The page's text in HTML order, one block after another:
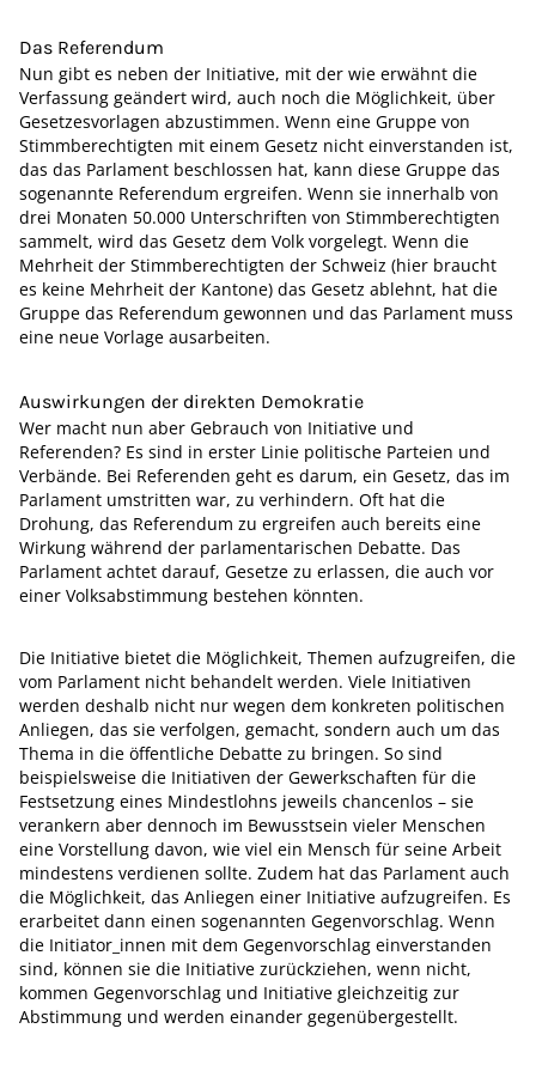
Das Referendum
Nun gibt es neben der Initiative, mit der wie erwähnt die
Verfassung geändert wird, auch noch die Möglichkeit, über
Gesetzesvorlagen abzustimmen. Wenn eine Gruppe von
Stimmberechtigten mit einem Gesetz nicht einverstanden ist,
das das Parlament beschlossen hat, kann diese Gruppe das
sogenannte Referendum ergreifen. Wenn sie innerhalb von
drei Monaten 50.000 Unterschriften von Stimmberechtigten
sammelt, wird das Gesetz dem Volk vorgelegt. Wenn die
Mehrheit der Stimmberechtigten der Schweiz (hier braucht
es keine Mehrheit der Kantone) das Gesetz ablehnt, hat die
Gruppe das Referendum gewonnen und das Parlament muss
eine neue Vorlage ausarbeiten.
Auswirkungen der direkten Demokratie
Wer macht nun aber Gebrauch von Initiative und
Referenden? Es sind in erster Linie politische Parteien und
Verbände. Bei Referenden geht es darum, ein Gesetz, das im
Parlament umstritten war, zu verhindern. Oft hat die
Drohung, das Referendum zu ergreifen auch bereits eine
Wirkung während der parlamentarischen Debatte. Das
Parlament achtet darauf, Gesetze zu erlassen, die auch vor
einer Volksabstimmung bestehen könnten.
Die Initiative bietet die Möglichkeit, Themen aufzugreifen, die
vom Parlament nicht behandelt werden. Viele Initiativen
werden deshalb nicht nur wegen dem konkreten politischen
Anliegen, das sie verfolgen, gemacht, sondern auch um das
Thema in die öffentliche Debatte zu bringen. So sind
beispielsweise die Initiativen der Gewerkschaften für die
Festsetzung eines Mindestlohns jeweils chancenlos – sie
verankern aber dennoch im Bewusstsein vieler Menschen
eine Vorstellung davon, wie viel ein Mensch für seine Arbeit
mindestens verdienen sollte. Zudem hat das Parlament auch
die Möglichkeit, das Anliegen einer Initiative aufzugreifen. Es
erarbeitet dann einen sogenannten Gegenvorschlag. Wenn
die Initiator_innen mit dem Gegenvorschlag einverstanden
sind, können sie die Initiative zurückziehen, wenn nicht,
kommen Gegenvorschlag und Initiative gleichzeitig zur
Abstimmung und werden einander gegenübergestellt.